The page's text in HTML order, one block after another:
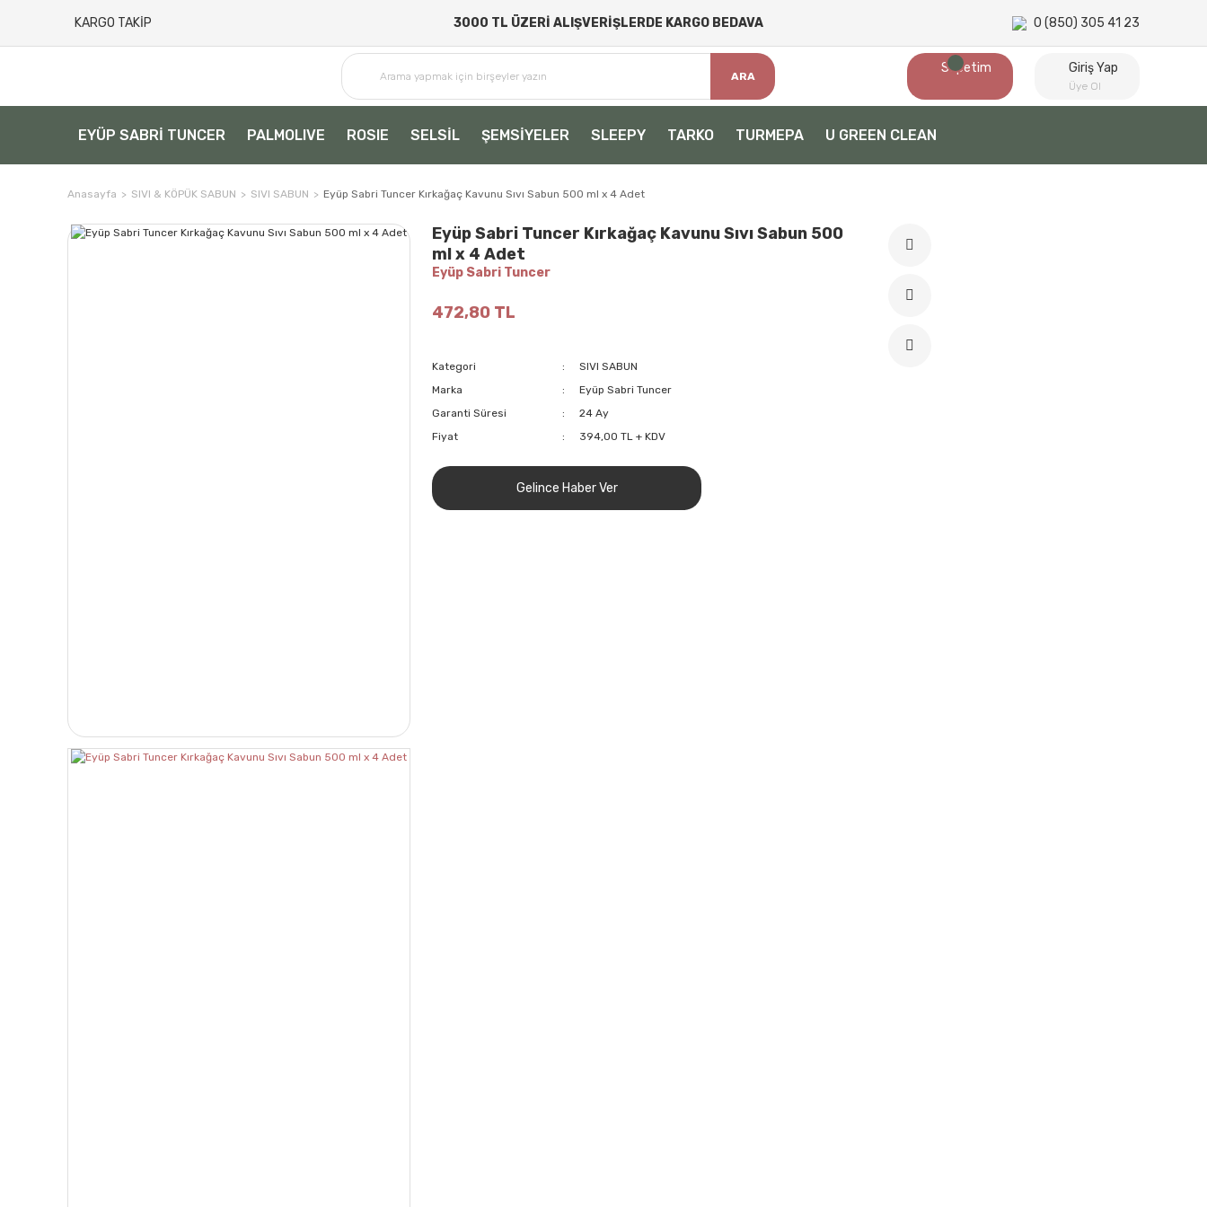
KARGO TAKİP 3000 TL ÜZERİ ALIŞVERİŞLERDE KARGO BEDAVA 0 (850) 305 41 23
ARA
Sepetim Giriş Yap
Üye Ol
EYÜP SABRİ TUNCER PALMOLIVE ROSIE SELSİL ŞEMSİYELER SLEEPY TARKO TURMEPA U GREEN CLEAN
Anasayfa SIVI & KÖPÜK SABUN SIVI SABUN Eyüp Sabri Tuncer Kırkağaç Kavunu Sıvı Sabun 500 ml x 4 Adet
Eyüp Sabri Tuncer Kırkağaç Kavunu Sıvı Sabun 500
ml x 4 Adet
Eyüp Sabri Tuncer
472,80 TL
Kategori
SIVI SABUN
Marka
Eyüp Sabri Tuncer
Garanti Süresi
24 Ay
Fiyat
394,00 TL + KDV
Gelince Haber Ver